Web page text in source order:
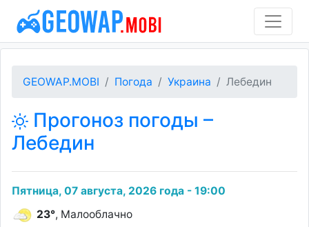
GEOWAP.MOBI Погода Украина Лебедин
Прогоноз погоды –
Лебедин
Пятница, 07 августа, 2026 года - 19:00
23°, Малооблачно